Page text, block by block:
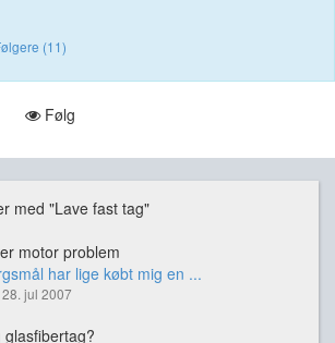
(11)
Følg
med "Lave fast tag"
motor problem
har lige købt mig en ...
jul 2007